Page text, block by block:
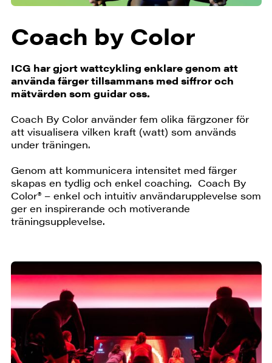
Coach by Color
ICG har gjort wattcykling enklare genom att
använda färger tillsammans med siffror och
mätvärden som guidar oss.
Coach By Color använder fem olika färgzoner för
att visualisera vilken kraft (watt) som används
under träningen.
Genom att kommunicera intensitet med färger
skapas en tydlig och enkel coaching. Coach By
Color® – enkel och intuitiv användarupplevelse som
ger en inspirerande och motiverande
träningsupplevelse.